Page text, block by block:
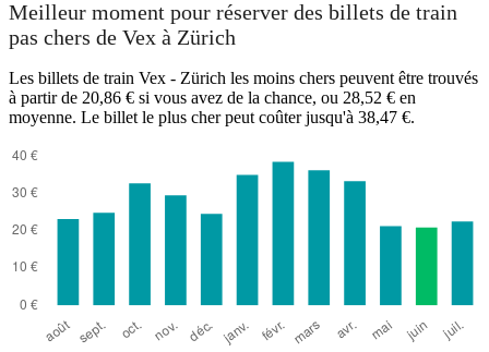
Meilleur moment pour réserver des billets de train
pas chers de Vex à Zürich
Les billets de train Vex - Zürich les moins chers peuvent être trouvés
à partir de 20,86 € si vous avez de la chance, ou 28,52 € en
moyenne. Le billet le plus cher peut coûter jusqu'à 38,47 €.